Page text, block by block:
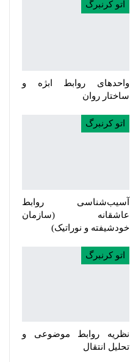
اتو کرنبرگ
واحدهای روابط ابژه و
ساختار روان
اتو کرنبرگ
آسیب‌شناسی روابط
عاشقانه (سازمان
خودشیفته و نوراتیک)
اتو کرنبرگ
نظریه روابط موضوعی و
تحلیل انتقال